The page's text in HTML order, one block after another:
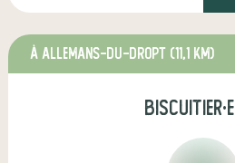
à Allemans-du-Dropt (11,1 km)
biscuitier·e